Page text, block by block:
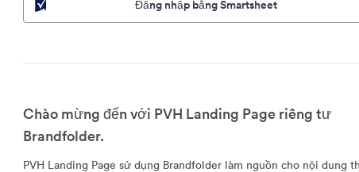
Đăng nhập bằng Smartsheet
Chào mừng đến với PVH Landing Page riêng tư
Brandfolder.
PVH Landing Page sử dụng Brandfolder làm nguồn cho nội dung